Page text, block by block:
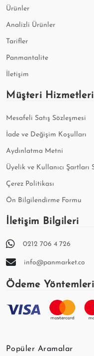
Ürünler
Analizli Ürünler
Tarifler
Panmantalite
İletişim
Müşteri Hizmetleri
Mesafeli Satış Sözleşmesi
İade ve Değişim Koşulları
Aydınlatma Metni
Üyelik ve Kullanıcı Şartları
Çerez Politikası
Ön Bilgilendirme Formu
İletişim Bilgileri
0212 706 4 726
info@panmarket.co
Ödeme Yöntemleri
Popüler Aramalar